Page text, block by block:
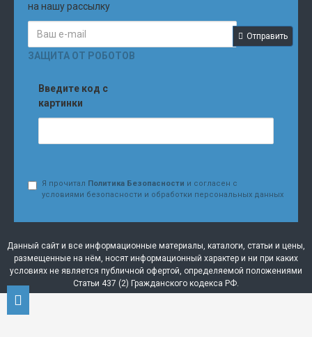
на нашу рассылку
Отправить
ЗАЩИТА ОТ РОБОТОВ
Введите код с
картинки
Я прочитал Политика Безопасности и согласен с
условиями безопасности и обработки персональных данных
Данный сайт и все информационные материалы, каталоги, статьи и цены,
размещенные на нём, носят информационный характер и ни при каких
условиях не является публичной офертой, определяемой положениями
Статьи 437 (2) Гражданского кодекса РФ.